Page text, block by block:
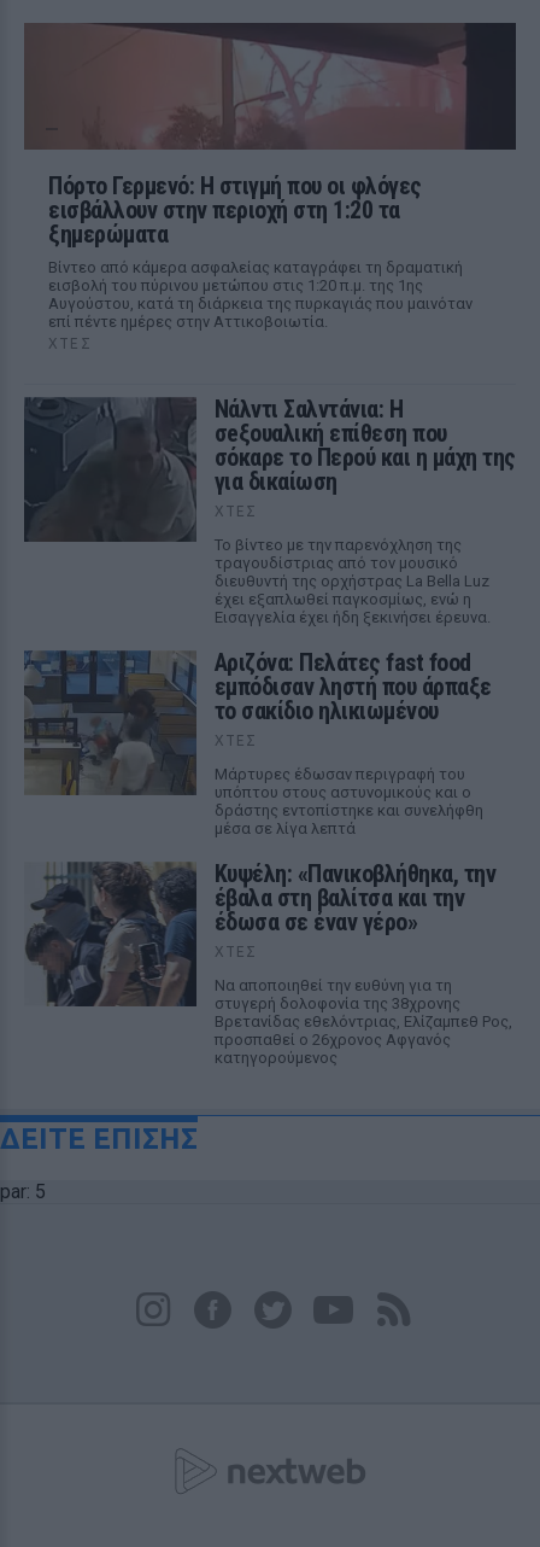
Πόρτο Γερμενό: Η στιγμή που οι φλόγες
εισβάλλουν στην περιοχή στη 1:20 τα
ξημερώματα
Βίντεο από κάμερα ασφαλείας καταγράφει τη δραματική
εισβολή του πύρινου μετώπου στις 1:20 π.μ. της 1ης
Αυγούστου, κατά τη διάρκεια της πυρκαγιάς που μαινόταν
επί πέντε ημέρες στην Αττικοβοιωτία.
ΧΤΕΣ
Νάλντι Σαλντάνια: Η
σeξουαλική επίθεση που
σόκαρε το Περού και η μάχη της
για δικαίωση
ΧΤΕΣ
Το βίντεο με την παρενόχληση της
τραγουδίστριας από τον μουσικό
διευθυντή της ορχήστρας La Bella Luz
έχει εξαπλωθεί παγκοσμίως, ενώ η
Εισαγγελία έχει ήδη ξεκινήσει έρευνα.
Αριζόνα: Πελάτες fast food
εμπόδισαν ληστή που άρπαξε
το σακίδιο ηλικιωμένου
ΧΤΕΣ
Μάρτυρες έδωσαν περιγραφή του
υπόπτου στους αστυνομικούς και ο
δράστης εντοπίστηκε και συνελήφθη
μέσα σε λίγα λεπτά
Κυψέλη: «Πανικοβλήθηκα, την
έβαλα στη βαλίτσα και την
έδωσα σε έναν γέρο»
ΧΤΕΣ
Να αποποιηθεί την ευθύνη για τη
στυγερή δολοφονία της 38χρονης
Βρετανίδας εθελόντριας, Ελίζαμπεθ Ρος,
προσπαθεί ο 26χρονος Αφγανός
κατηγορούμενος
ΔΕΙΤΕ ΕΠΙΣΗΣ
par: 5